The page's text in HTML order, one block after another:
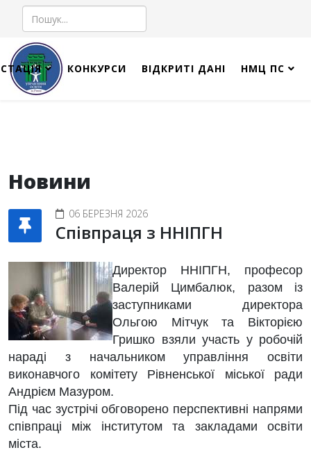
Пошук
КОНКУРСИ ВІДКРИТІ ДАНІ НМЦ ПС
Новини
06 БЕРЕЗНЯ 2026
Співпраця з ННІПГН
Директор ННІПГН, професор
Валерій Цимбалюк, разом із
заступниками директора
Ольгою Мітчук та Вікторією
Гришко взяли участь у робочій
нараді з начальником управління освіти
виконавчого комітету Рівненської міської ради
Андрієм Мазуром.
Під час зустрічі обговорено перспективні напрями
співпраці між інститутом та закладами освіти
міста.